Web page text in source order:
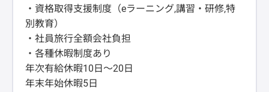
・資格取得支援制度（eラーニング,講習・研修,特
別教育）
・社員旅行全額会社負担
・各種休暇制度あり
年次有給休暇10日～20日
年末年始休暇5日